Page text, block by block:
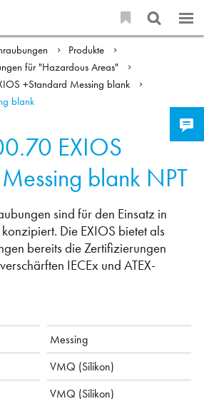
Produkte
für "Hazardous Areas"
+Standard Messing blank
blank
EXIOS
blank NPT
sind für den Einsatz in
Die EXIOS bietet als
bereits die Zertifizierungen
IECEx und ATEX-
Messing
VMQ (Silikon)
VMQ (Silikon)